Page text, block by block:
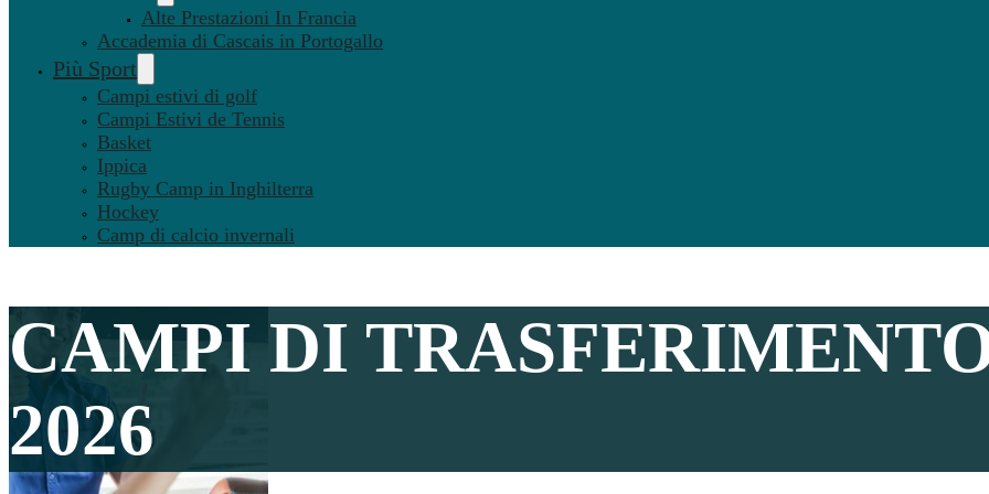
Alte Prestazioni In Francia
Accademia di Cascais in Portogallo
Più Sport
Campi estivi di golf
Campi Estivi de Tennis
Basket
Ippica
Rugby Camp in Inghilterra
Hockey
Camp di calcio invernali
CAMPI DI
2026